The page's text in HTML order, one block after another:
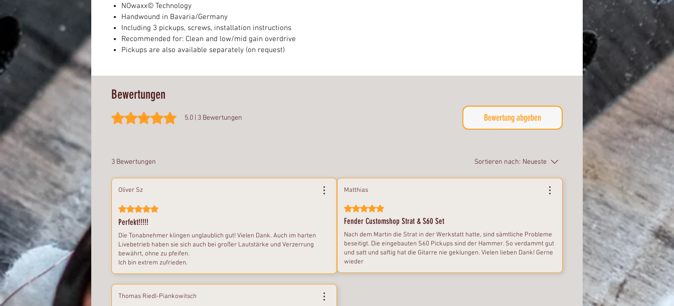
NOwaxx© Technology
Handwound in Bavaria/Germany
Including 3 pickups, screws, installation instructions
Recommended for: Clean and low/mid gain overdrive
Pickups are also available separately (on request)
Bewertungen
Mit 5 von 5 Sternen bewertet.5.0 | 3 Bewertungen Bewertung abgeben
3 Bewertungen Sortieren nach: Neueste
Oliver Sz
Mit 5 von 5 Sternen bewertet.
Perfekt!!!!!
Die Tonabnehmer klingen unglaublich gut! Vielen Dank. Auch im harten
Livebetrieb haben sie sich auch bei großer Lautstärke und Verzerrung
bewährt, ohne zu pfeifen.
Ich bin extrem zufrieden.
Thomas Riedl-Piankowitsch
Matthias
Mit 5 von 5 Sternen bewertet.
Fender Customshop Strat & S60 Set
Nach dem Martin die Strat in der Werkstatt hatte, sind sämtliche Probleme
beseitigt. Die eingebauten S60 Pickups sind der Hammer. So verdammt gut
und satt und saftig hat die Gitarre nie geklungen. Vielen lieben Dank! Gerne
wieder